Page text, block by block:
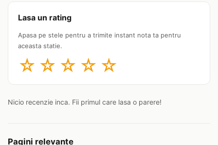
Lasa un rating
Apasa pe stele pentru a trimite instant nota ta pentru
aceasta statie.
☆ ☆ ☆ ☆ ☆
Nicio recenzie inca. Fii primul care lasa o parere!
Pagini relevante